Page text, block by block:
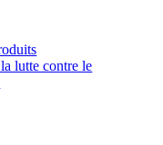
lutte contre le